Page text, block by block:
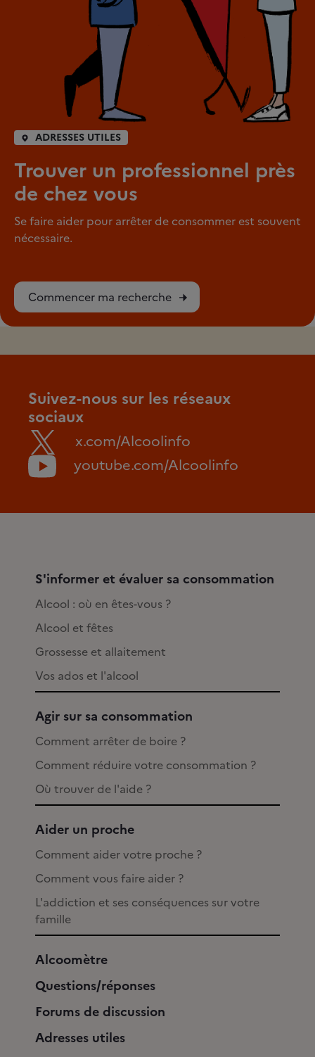
ADRESSES UTILES
Trouver un professionnel près
de chez vous
Se faire aider pour arrêter de consommer est souvent
nécessaire.
Commencer ma recherche
Suivez-nous sur les réseaux
sociaux
x.com/Alcoolinfo
youtube.com/Alcoolinfo
S'informer et évaluer sa consommation
Alcool : où en êtes-vous ?
Alcool et fêtes
Grossesse et allaitement
Vos ados et l'alcool
Agir sur sa consommation
Comment arrêter de boire ?
Comment réduire votre consommation ?
Où trouver de l'aide ?
Aider un proche
Comment aider votre proche ?
Comment vous faire aider ?
L'addiction et ses conséquences sur votre
famille
Alcoomètre
Questions/réponses
Forums de discussion
Adresses utiles